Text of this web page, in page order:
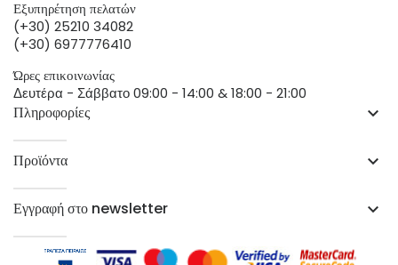
Εξυπηρέτηση πελατών
(+30) 25210 34082
(+30) 6977776410
Ώρες επικοινωνίας
Δευτέρα - Σάββατο 09:00 - 14:00 & 18:00 - 21:00
Πληροφορίες keyboard_arrow_down
Προϊόντα keyboard_arrow_down
Εγγραφή στο newsletter keyboard_arrow_down